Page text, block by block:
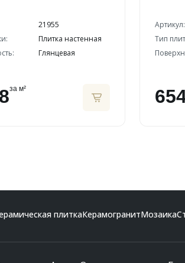
21955
Плитка настенная
Глянцевая
за м²
Артикул:
Тип
плиткаКерамогранитМозаика